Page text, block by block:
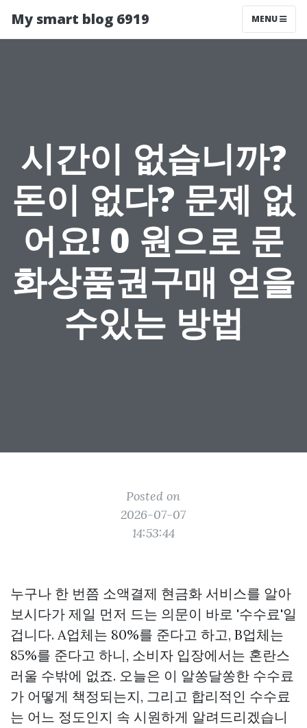
My smart blog 6919 MENU
시간이 없습니까?
돈이 없다? 문제 없
어요! 0 원으로 문
화상품권구매 얻을
수있는 방법
Posted on
2026-07-07
14:53:44
누구나 한 번쯤 소액결제 현금화 서비스를 알아
보시다가 제일 먼저 드는 의문이 바로 '수수료'일
겁니다. A업체는 80%를 준다고 하고, B업체는
85%를 준다고 하니, 소비자 입장에서는 혼란스
러울 수밖에 없죠. 오늘은 이 알쏭달쏭한 수수료
가 어떻게 책정되는지, 그리고 합리적인 수수료
는 어느 정도인지 속 시원하게 알려드리겠습니